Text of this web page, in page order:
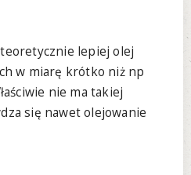
lepiej olej
w miarę krótko niż np
nie ma takiej
się nawet olejowanie